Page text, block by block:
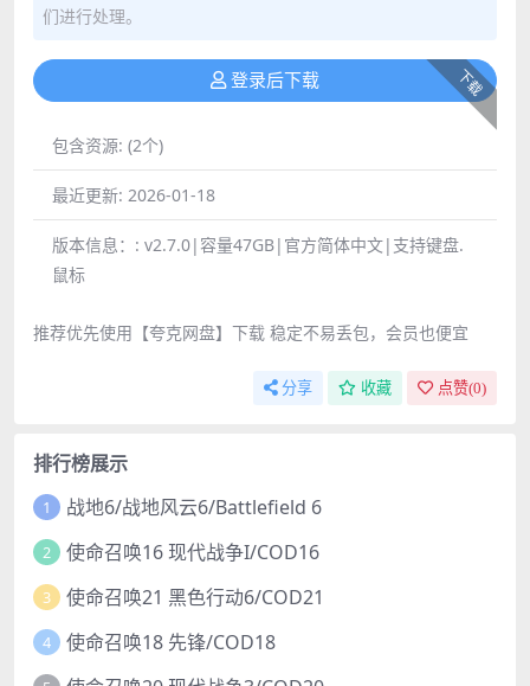
们进行处理。
下载
登录后下载
包含资源: (2个)
最近更新: 2026-01-18
版本信息：: v2.7.0|容量47GB|官方简体中文|支持键盘.
鼠标
推荐优先使用【夸克网盘】下载 稳定不易丢包，会员也便宜
分享 收藏 点赞(0)
排行榜展示
1 战地6/战地风云6/Battlefield 6
2 使命召唤16 现代战争I/COD16
3 使命召唤21 黑色行动6/COD21
4 使命召唤18 先锋/COD18